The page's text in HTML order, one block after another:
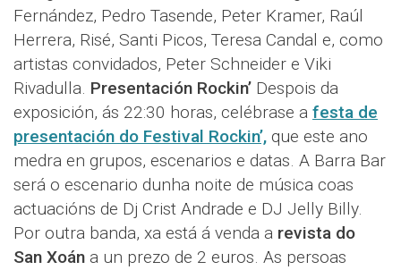
Fernández, Pedro Tasende, Peter Kramer, Raúl
Herrera, Risé, Santi Picos, Teresa Candal e, como
artistas convidados, Peter Schneider e Viki
Rivadulla. Presentación Rockin’ Despois da
exposición, ás 22:30 horas, celébrase a festa de
presentación do Festival Rockin’, que este ano
medra en grupos, escenarios e datas. A Barra Bar
será o escenario dunha noite de música coas
actuacións de Dj Crist Andrade e DJ Jelly Billy.
Por outra banda, xa está á venda a revista do
San Xoán a un prezo de 2 euros. As persoas